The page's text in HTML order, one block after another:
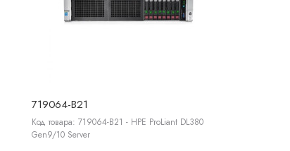
719064-B21
Код товара: 719064-B21 - HPE ProLiant DL380
Gen9/10 Server